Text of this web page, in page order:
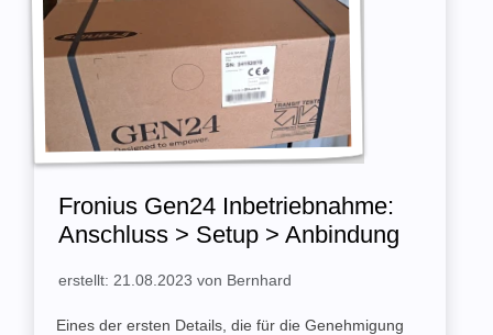
Fronius Gen24 Inbetriebnahme:
Anschluss > Setup > Anbindung
erstellt: 21.08.2023 von Bernhard
Eines der ersten Details, die für die Genehmigung